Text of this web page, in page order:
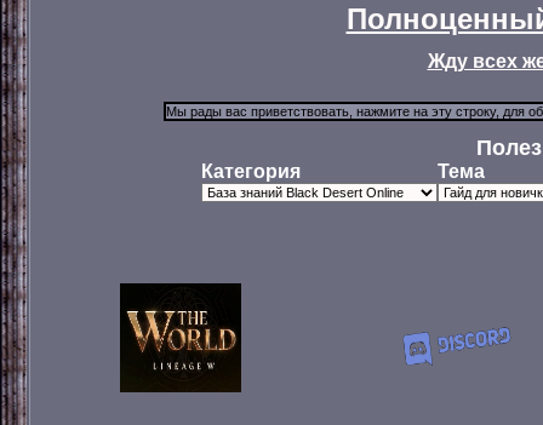
Жду всех
Категория Тема